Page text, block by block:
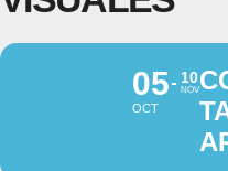
05
OCT
10
NOV